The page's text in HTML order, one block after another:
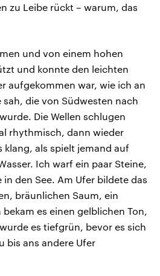
zu Leibe rückt – warum, das
und von einem hohen
und konnte den leichten
aufgekommen war, wie ich an
sah, die von Südwesten nach
Die Wellen schlugen
rhythmisch, dann wieder
als spielt jemand auf
Ich warf ein paar Steine,
den See. Am Ufer bildete das
bräunlichen Saum, ein
es einen gelblichen Ton,
es tiefgrün, bevor es sich
bis ans andere Ufer